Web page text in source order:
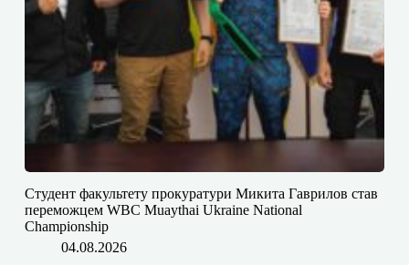
Студент факультету прокуратури Микита Гаврилов став
переможцем WBC Muaythai Ukraine National
Championship
04.08.2026